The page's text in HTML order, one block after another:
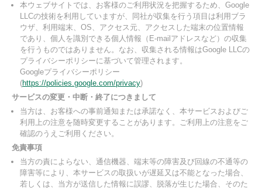
本ウェブサイトでは、お客様のご利用状況を把握するため、Google
LLCの技術を利用していますが、同社が収集を行う項目は利用ブラ
ウザ、利用端末、OS、アクセス元、アクセスした端末の位置情報
であり、個人を識別できる個人情報（E-mailアドレスなど）の収集
を行うものではありません。なお、収集される情報はGoogle LLCの
プライバシーポリシーに基づいて管理されます。
Googleプライバシーポリシー
(https://policies.google.com/privacy)
サービスの変更・中断・終了につきまして
当方は、お客様への事前通知または承諾なく、本サービスおよびご
利用上の注意を随時変更することがあります。ご利用上の注意をご
確認のうえご利用ください。
免責事項
当方の責によらない、通信機器、端末等の障害及び回線の不通等の
障害等により、本サービスの取扱いが遅延又は不能となった場合、
若しくは、当方が送信した情報に誤謬、脱落が生じた場合、そのた